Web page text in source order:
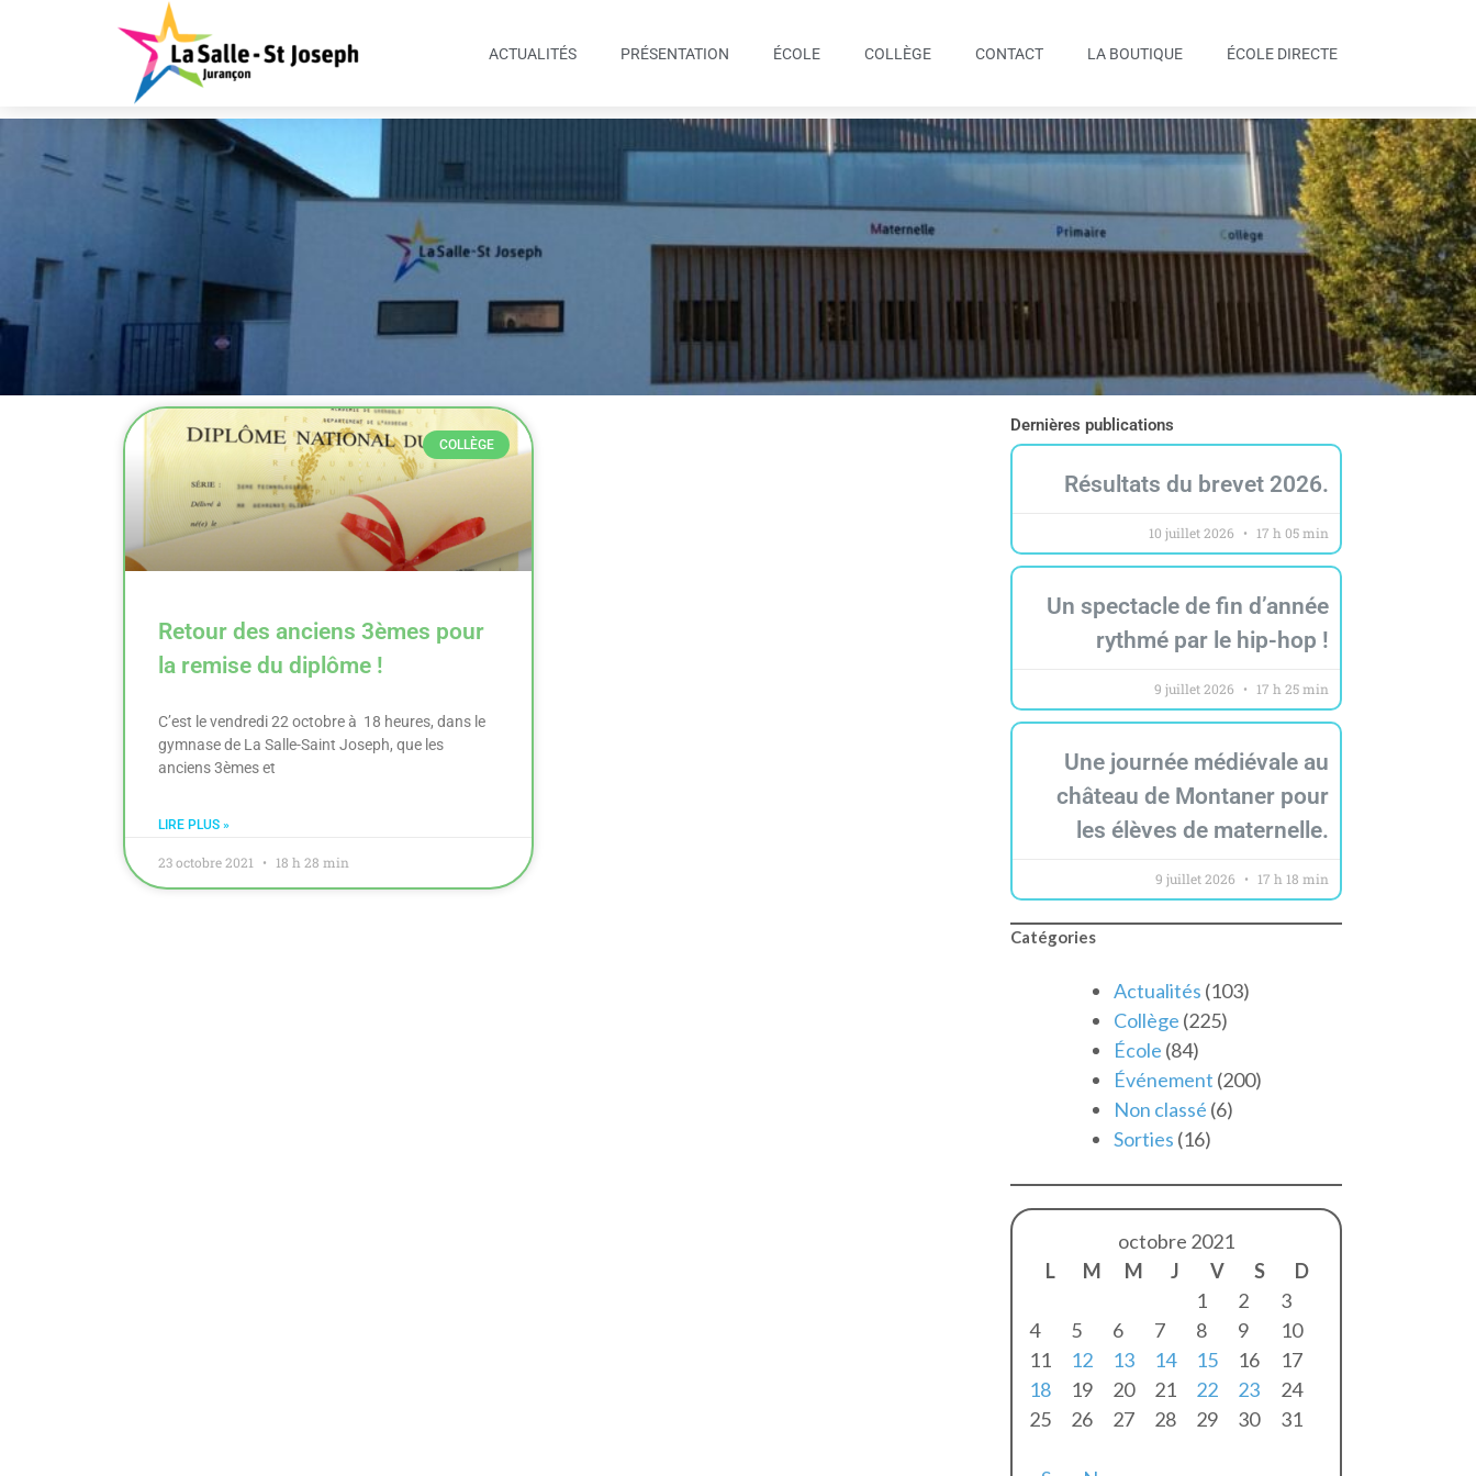
ACTUALITÉS PRÉSENTATION ÉCOLE COLLÈGE CONTACT LA BOUTIQUE ÉCOLE DIRECTE
COLLÈGE
Retour des anciens 3èmes pour
la remise du diplôme !
C’est le vendredi 22 octobre à 18 heures, dans le
gymnase de La Salle-Saint Joseph, que les
anciens 3èmes et
LIRE PLUS »
23 octobre 2021 18 h 28 min
Dernières publications
Résultats du brevet 2026.
10 juillet 2026 17 h 05 min
Un spectacle de fin d’année
rythmé par le hip-hop !
9 juillet 2026 17 h 25 min
Une journée médiévale au
château de Montaner pour
les élèves de maternelle.
9 juillet 2026 17 h 18 min
Catégories
Actualités (103)
Collège (225)
École (84)
Événement (200)
Non classé (6)
Sorties (16)
octobre 2021
L
M M J V S
D
1
2
3
4
5 6 7 8 9
10
11
12 13 14 15 16
17
18
19 20 21 22 23
24
25
26 27 28 29 30 31